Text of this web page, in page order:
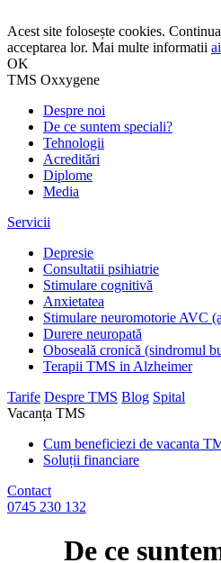
Acest site folosește cookies.
acceptarea lor. Mai multe informatii
OK
TMS Oxxygene
Despre noi
De ce suntem speciali?
Tehnologii
Acreditări
Diplome
Media
Servicii
Depresie
Consultatii psihiatrie
Stimulare cognitivă
Anxietatea
Stimulare neuromotorie AVC
Durere neuropată
Oboseală cronică (sindromul
Terapii TMS in Alzheimer
Tarife Despre TMS Blog Spital
Vacanța TMS
Cum beneficiezi de vacanta
Soluții financiare
Contact
0745 230 132
De ce